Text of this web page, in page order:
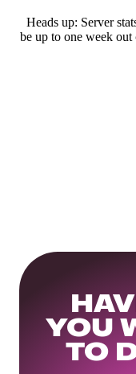
Heads up: Server
be up to one week
YOU
TO